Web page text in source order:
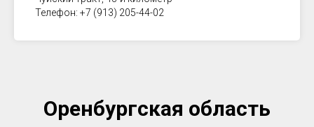
Телефон: +7 (913) 205-44-02
Оренбургская область